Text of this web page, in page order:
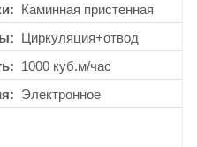
Каминная пристенная
Циркуляция+отвод
1000 куб.м/час
Электронное